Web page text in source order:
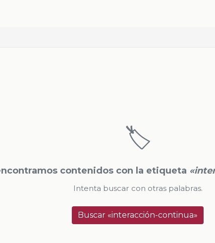
🏷️
contenidos con la etiqueta
Intenta buscar con otras palabras.
Buscar «interacción-continua»